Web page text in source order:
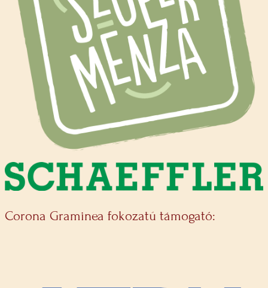
Corona Graminea fokozatú támogató: